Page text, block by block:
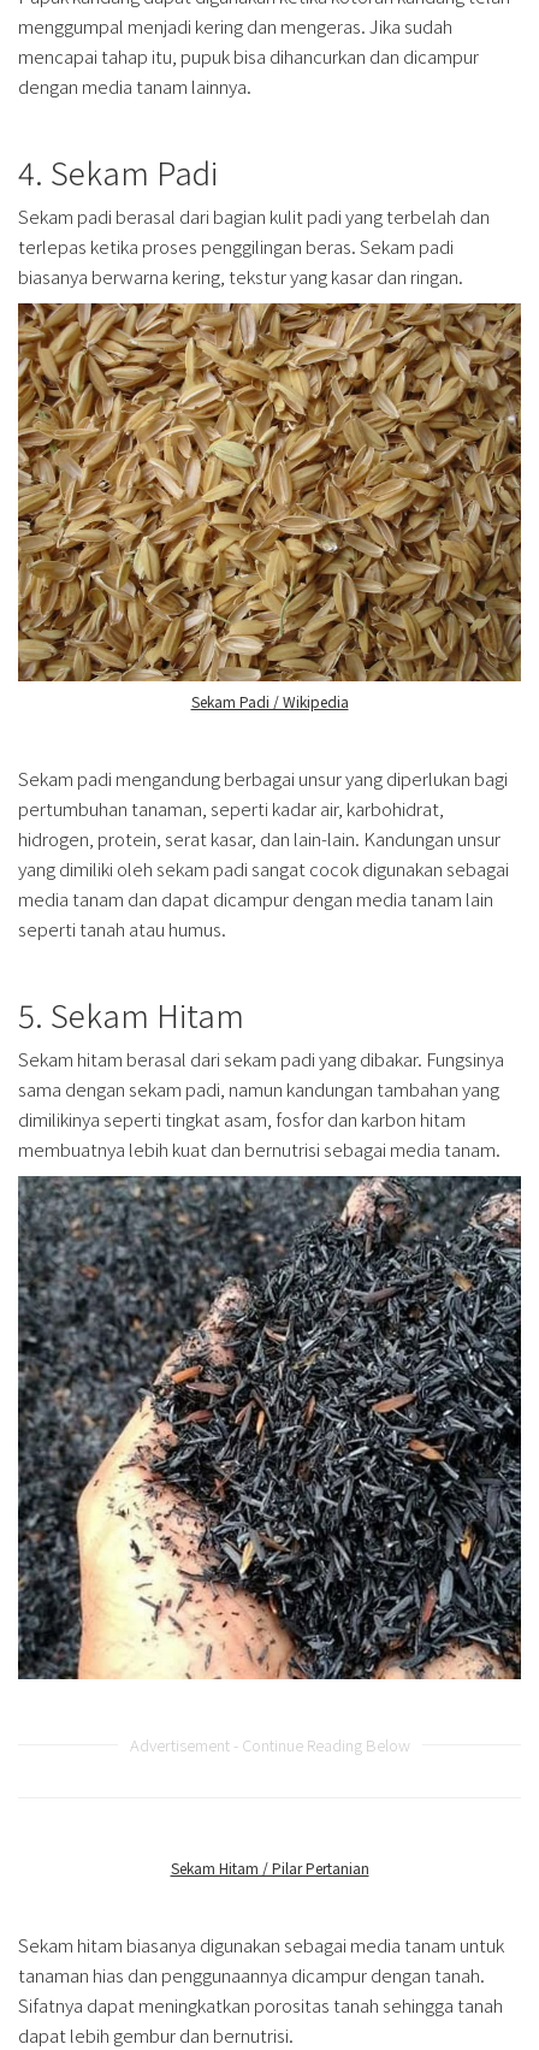
menggumpal menjadi kering dan mengeras. Jika sudah
mencapai tahap itu, pupuk bisa dihancurkan dan dicampur
dengan media tanam lainnya.
4. Sekam Padi
Sekam padi berasal dari bagian kulit padi yang terbelah dan
terlepas ketika proses penggilingan beras. Sekam padi
biasanya berwarna kering, tekstur yang kasar dan ringan.
Sekam Padi / Wikipedia
Sekam padi mengandung berbagai unsur yang diperlukan bagi
pertumbuhan tanaman, seperti kadar air, karbohidrat,
hidrogen, protein, serat kasar, dan lain-lain. Kandungan unsur
yang dimiliki oleh sekam padi sangat cocok digunakan sebagai
media tanam dan dapat dicampur dengan media tanam lain
seperti tanah atau humus.
5. Sekam Hitam
Sekam hitam berasal dari sekam padi yang dibakar. Fungsinya
sama dengan sekam padi, namun kandungan tambahan yang
dimilikinya seperti tingkat asam, fosfor dan karbon hitam
membuatnya lebih kuat dan bernutrisi sebagai media tanam.
Advertisement - Continue Reading Below
Sekam Hitam / Pilar Pertanian
Sekam hitam biasanya digunakan sebagai media tanam untuk
tanaman hias dan penggunaannya dicampur dengan tanah.
Sifatnya dapat meningkatkan porositas tanah sehingga tanah
dapat lebih gembur dan bernutrisi.